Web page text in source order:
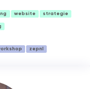
website
strategie
zepnl